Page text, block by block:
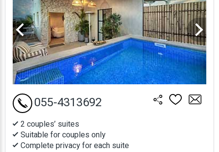
2 couples’ suites
Suitable for couples only
Complete privacy for each suite
055-4313692